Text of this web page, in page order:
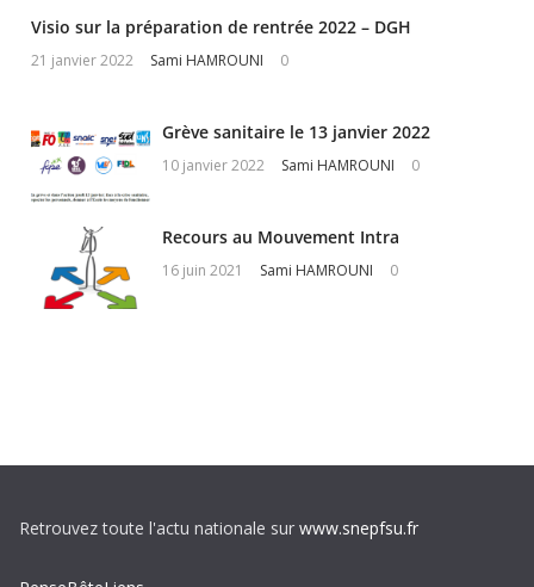
Visio sur la préparation de rentrée 2022 – DGH
21 janvier 2022 Sami HAMROUNI 0
Grève sanitaire le 13 janvier 2022
10 janvier 2022 Sami HAMROUNI 0
Recours au Mouvement Intra
16 juin 2021 Sami HAMROUNI 0
Retrouvez toute l'actu nationale sur www.snepfsu.fr